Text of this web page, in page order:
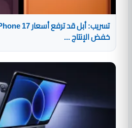
خفض الإنتاج ...